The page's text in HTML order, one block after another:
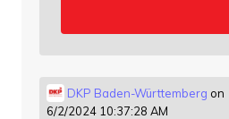
DKP Baden-Württemberg on
6/2/2024 10:37:28 AM